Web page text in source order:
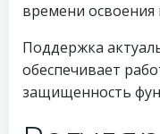
времени освоения
Поддержка
обеспечивает
защищенность